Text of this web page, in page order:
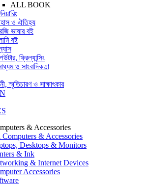
ALL BOOK
ও ঐতিহ্য
ভাষার বই
বই
ফ্রিল্যান্সিং
ও সাংবাদিকতা
স্মৃতিচারণ ও সাক্ষাৎকার
& Accessories
& Accessories
Desktops & Monitors
& Ink
& Internet Devices
Accessories